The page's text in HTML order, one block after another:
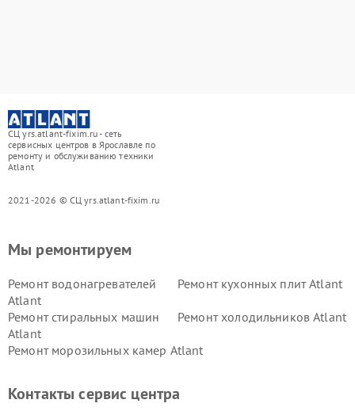
СЦ yrs.atlant-fixim.ru - сеть
сервисных центров в Ярославле по
ремонту и обслуживанию техники
Atlant
2021-2026 © СЦ yrs.atlant-fixim.ru
Мы ремонтируем
Ремонт водонагревателей
Atlant
Ремонт кухонных плит Atlant
Ремонт стиральных машин
Atlant
Ремонт холодильников Atlant
Ремонт морозильных камер Atlant
Контакты сервис центра